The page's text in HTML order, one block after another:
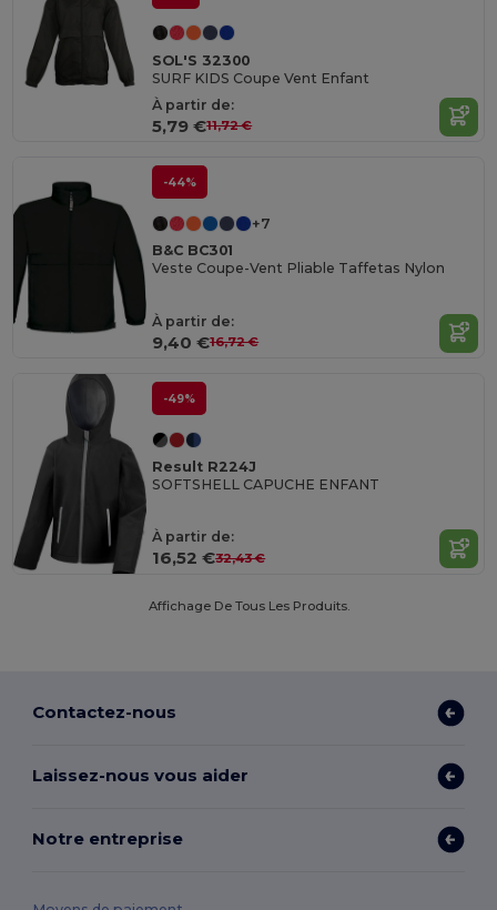
SOL'S 32300
SURF KIDS Coupe Vent Enfant
À partir de:
5,79 €11,72 €
-44%
+7
B&C BC301
Veste Coupe-Vent Pliable Taffetas Nylon
À partir de:
9,40 €16,72 €
-49%
Result R224J
SOFTSHELL CAPUCHE ENFANT
À partir de:
16,52 €32,43 €
Affichage De Tous Les Produits.
Contactez-nous
Laissez-nous vous aider
Notre entreprise